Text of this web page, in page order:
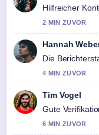
Hilfreicher
2 MIN ZUVOR
Hannah
Die
4 MIN ZUVOR
Tim Vogel
Gute
6 MIN ZUVOR